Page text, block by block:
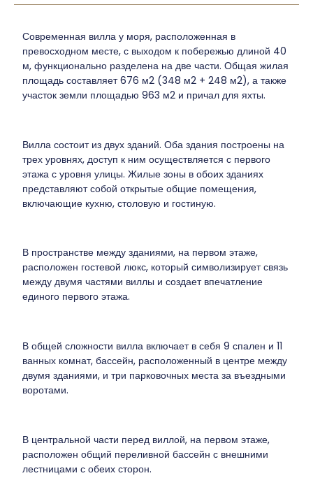
Современная вилла у моря, расположенная в
превосходном месте, с выходом к побережью длиной 40
м, функционально разделена на две части. Общая жилая
площадь составляет 676 м2 (348 м2 + 248 м2), а также
участок земли площадью 963 м2 и причал для яхты.
Вилла состоит из двух зданий. Оба здания построены на
трех уровнях, доступ к ним осуществляется с первого
этажа с уровня улицы. Жилые зоны в обоих зданиях
представляют собой открытые общие помещения,
включающие кухню, столовую и гостиную.
В пространстве между зданиями, на первом этаже,
расположен гостевой люкс, который символизирует связь
между двумя частями виллы и создает впечатление
единого первого этажа.
В общей сложности вилла включает в себя 9 спален и 11
ванных комнат, бассейн, расположенный в центре между
двумя зданиями, и три парковочных места за въездными
воротами.
В центральной части перед виллой, на первом этаже,
расположен общий переливной бассейн с внешними
лестницами с обеих сторон.